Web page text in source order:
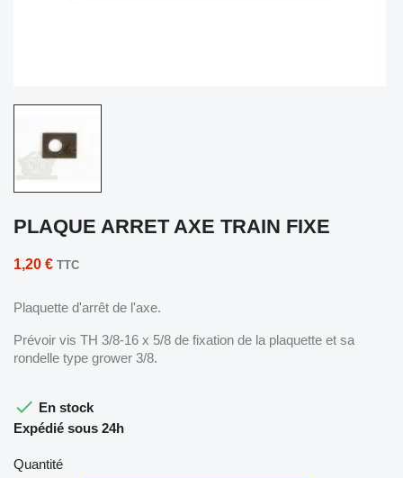
PLAQUE ARRET AXE TRAIN FIXE
1,20 € TTC
Plaquette d'arrêt de l'axe.
Prévoir vis TH 3/8-16 x 5/8 de fixation de la plaquette et sa
rondelle type grower 3/8.
 En stock
Expédié sous 24h
Quantité